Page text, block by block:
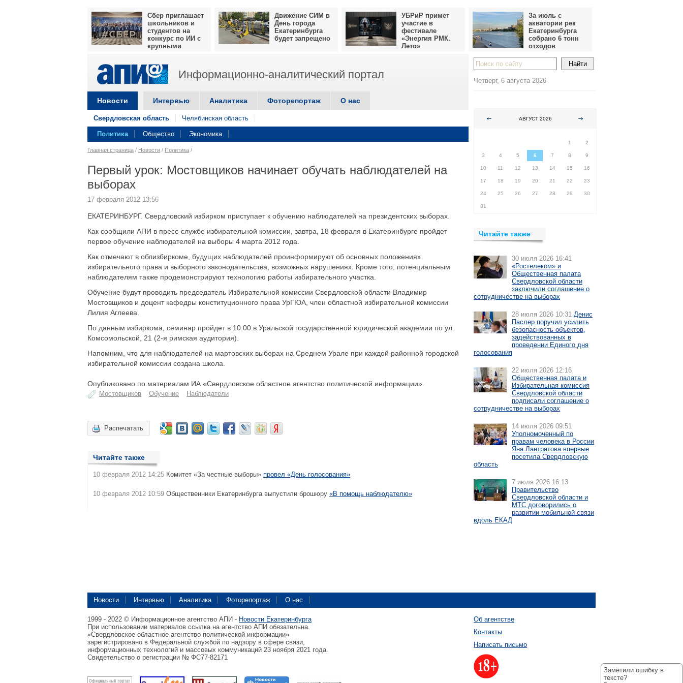
Сбер приглашает
школьников и
студентов на
конкурс по ИИ с
крупными
Движение СИМ в
День города
Екатеринбурга
будет запрещено
УБРиР примет
участие в
фестивале
«Энергия РМК.
Лето»
За июль с
акватории рек
Екатеринбурга
собрано 6 тонн
отходов
Информационно-аналитический портал
Новости Интервью Аналитика Фоторепортаж О нас
Свердловская область Челябинская область
Политика Общество Экономика
Главная страница / Новости / Политика /
Первый урок: Мостовщиков начинает обучать наблюдателей на
выборах
17 февраля 2012 13:56
ЕКАТЕРИНБУРГ. Свердловский избирком приступает к обучению наблюдателей на президентских выборах.
Как сообщили АПИ в пресс-службе избирательной комиссии, завтра, 18 февраля в Екатеринбурге пройдет
первое обучение наблюдателей на выборы 4 марта 2012 года.
Как отмечают в облизбиркоме, будущих наблюдателей проинформируют об основных положениях
избирательного права и выборного законодательства, возможных нарушениях. Кроме того, потенциальным
наблюдателям также продемонстрируют технологию работы избирательного участка.
Обучение будут проводить председатель Избирательной комиссии Свердловской области Владимир
Мостовщиков и доцент кафедры конституционного права УрГЮА, член областной избирательной комиссии
Лилия Аглеева.
По данным избиркома, семинар пройдет в 10.00 в Уральской государственной юридической академии по ул.
Комсомольской, 21 (2-я римская аудитория).
Напомним, что для наблюдателей на мартовских выборах на Среднем Урале при каждой районной городской
избирательной комиссии создана школа.
Опубликовано по материалам ИА «Свердловское областное агентство политической информации».
Мостовщиков Обучение Наблюдатели
Распечатать
Читайте также
10 февраля 2012 14:25 Комитет «За честные выборы» провел «День голосования»
10 февраля 2012 10:59 Общественники Екатеринбурга выпустили брошюру «В помощь наблюдателю»
Четверг, 6 августа 2026
АВГУСТ 2026
1
2
3 4 5 6 7 8 9
10 11 12 13 14 15 16
17 18 19 20 21 22 23
24 25 26 27 28 29 30
31
Читайте также
30 июля 2026 16:41
«Ростелеком» и
Общественная палата
Свердловской области
заключили соглашение о
сотрудничестве на выборах
28 июля 2026 10:31 Денис
Паслер поручил усилить
безопасность объектов,
задействованных в
проведении Единого дня
голосования
22 июля 2026 12:16
Общественная палата и
Избирательная комиссия
Свердловской области
подписали соглашение о
сотрудничестве на выборах
14 июля 2026 09:51
Уполномоченный по
правам человека в России
Яна Лантратова впервые
посетила Свердловскую
область
7 июля 2026 16:13
Правительство
Свердловской области и
МТС договорились о
развитии мобильной связи
вдоль ЕКАД
Новости Интервью Аналитика Фоторепортаж О нас
1999 - 2022 © Информационное агентство АПИ - Новости Екатеринбурга
При использовании материалов ссылка на агентство АПИ обязательна.
«Свердловское областное агентство политической информации»
зарегистрировано в Федеральной службой по надзору в сфере связи,
информационных технологий и массовых коммуникаций 23 ноября 2021 года.
Свидетельство о регистрации № ФС77-82171
Об агентстве
Контакты
Написать письмо
Заметили ошибку в
тексте?